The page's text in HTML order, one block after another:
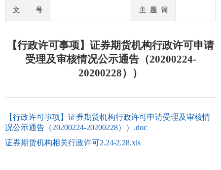
文 号 主 题 词
【行政许可事项】证券期货机构行政许可申请
受理及审核情况公示通告（20200224-
20200228））
【行政许可事项】证券期货机构行政许可申请受理及审核情
况公示通告（20200224-20200228））.doc
证券期货机构相关行政许可2.24-2.28.xls